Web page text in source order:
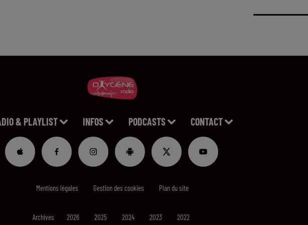
& PLAYLIST INFOS PODCASTS CONTACT
Mentions légales Gestion des cookies Plan du site
Archives 2026 2025 2024 2023 2022